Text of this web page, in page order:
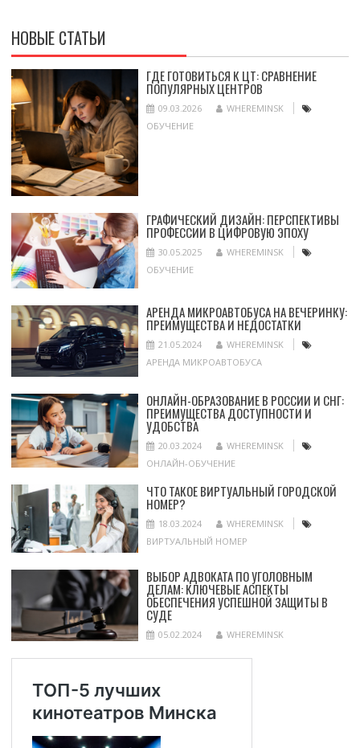
НОВЫЕ СТАТЬИ
ГДЕ ГОТОВИТЬСЯ К ЦТ: СРАВНЕНИЕ
ПОПУЛЯРНЫХ ЦЕНТРОВ
09.03.2026
WHEREMINSK
ОБУЧЕНИЕ
ГРАФИЧЕСКИЙ ДИЗАЙН: ПЕРСПЕКТИВЫ
ПРОФЕССИИ В ЦИФРОВУЮ ЭПОХУ
30.05.2025
WHEREMINSK
ОБУЧЕНИЕ
АРЕНДА МИКРОАВТОБУСА НА ВЕЧЕРИНКУ:
ПРЕИМУЩЕСТВА И НЕДОСТАТКИ
21.05.2024
WHEREMINSK
АРЕНДА МИКРОАВТОБУСА
ОНЛАЙН-ОБРАЗОВАНИЕ В РОССИИ И СНГ:
ПРЕИМУЩЕСТВА ДОСТУПНОСТИ И
УДОБСТВА
20.03.2024
WHEREMINSK
ОНЛАЙН-ОБУЧЕНИЕ
ЧТО ТАКОЕ ВИРТУАЛЬНЫЙ ГОРОДСКОЙ
НОМЕР?
18.03.2024
WHEREMINSK
ВИРТУАЛЬНЫЙ НОМЕР
ВЫБОР АДВОКАТА ПО УГОЛОВНЫМ
ДЕЛАМ: КЛЮЧЕВЫЕ АСПЕКТЫ
ОБЕСПЕЧЕНИЯ УСПЕШНОЙ ЗАЩИТЫ В
СУДЕ
05.02.2024 WHEREMINSK